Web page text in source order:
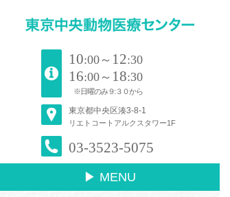
10:00～ 12:30
16:00～ 18:30
※日曜のみ９:３０から
東京都中央区湊3-8-1
リエトコートアルクスタワー1F
03-3523-5075
▶ MENU